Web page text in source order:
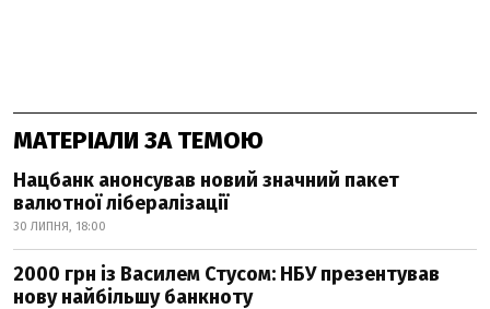
МАТЕРІАЛИ ЗА ТЕМОЮ
Нацбанк анонсував новий значний пакет
валютної лібералізації
30 ЛИПНЯ, 18:00
2000 грн із Василем Стусом: НБУ презентував
нову найбільшу банкноту